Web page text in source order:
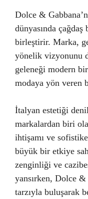
Dolce &
dünyasında
birleştirir. Marka,
yönelik vizyonunu
geleneği modern
modaya yön veren
İtalyan estetiği
markalardan biri
ihtişamı ve
büyük bir etkiye
zenginliği ve
yansırken, Dolce &
tarzıyla buluşarak